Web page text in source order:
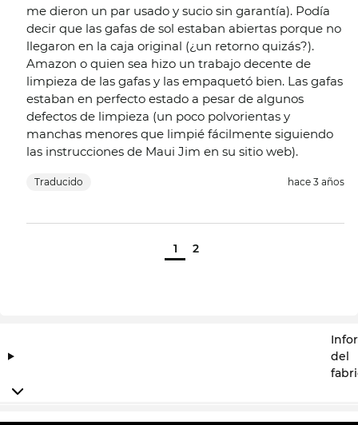
me dieron un par usado y sucio sin garantía). Podía
decir que las gafas de sol estaban abiertas porque no
llegaron en la caja original (¿un retorno quizás?).
Amazon o quien sea hizo un trabajo decente de
limpieza de las gafas y las empaquetó bien. Las gafas
estaban en perfecto estado a pesar de algunos
defectos de limpieza (un poco polvorientas y
manchas menores que limpié fácilmente siguiendo
las instrucciones de Maui Jim en su sitio web).
Traducido hace 3 años
1 2
del